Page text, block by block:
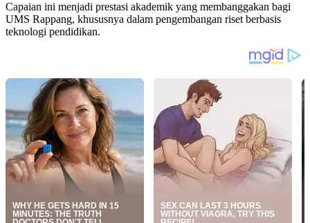
Capaian ini menjadi prestasi akademik yang membanggakan bagi
UMS Rappang, khususnya dalam pengembangan riset berbasis
teknologi pendidikan.